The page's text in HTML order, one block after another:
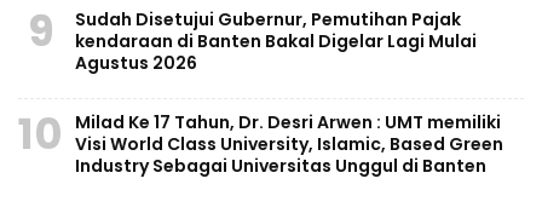
9
Sudah Disetujui Gubernur, Pemutihan Pajak
kendaraan di Banten Bakal Digelar Lagi Mulai
Agustus 2026
10
Milad Ke 17 Tahun, Dr. Desri Arwen : UMT memiliki
Visi World Class University, Islamic, Based Green
Industry Sebagai Universitas Unggul di Banten